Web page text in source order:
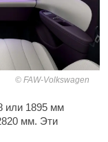
FAW-Volkswagen
или 1895 мм
мм. Эти